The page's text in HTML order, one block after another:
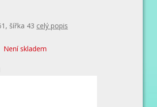
šířka 43 celý popis
Není skladem